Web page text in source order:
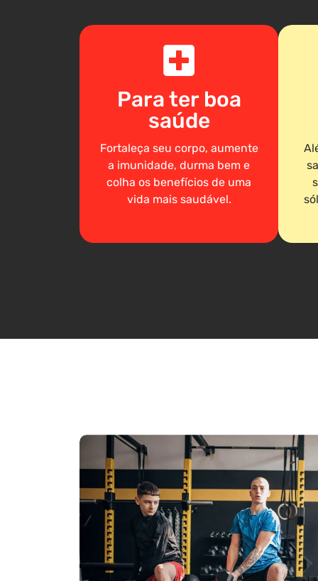
Para ter boa
saúde
Fortaleça seu corpo, aumente
a imunidade, durma bem e
colha os benefícios de uma
vida mais saudável.